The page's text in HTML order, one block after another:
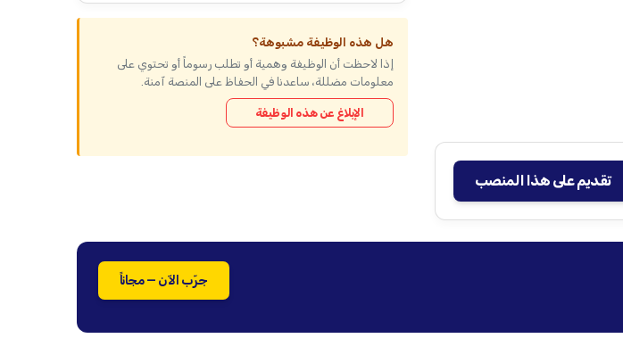
تقديم على هذا المنصب
هل هذه الوظيفة مشبوهة؟
إذا لاحظت أن الوظيفة وهمية أو تطلب رسوماً أو تحتوي على
معلومات مضللة، ساعدنا في الحفاظ على المنصة آمنة.
الإبلاغ عن هذه الوظيفة
جرّب الآن — مجاناً